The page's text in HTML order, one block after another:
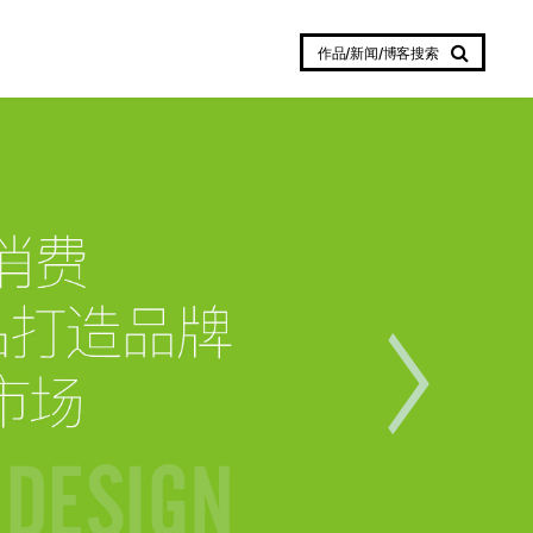
作品/新闻/博客搜索